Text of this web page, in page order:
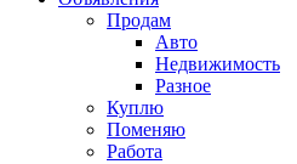
Продам
Авто
Недвижимость
Разное
Куплю
Поменяю
Работа